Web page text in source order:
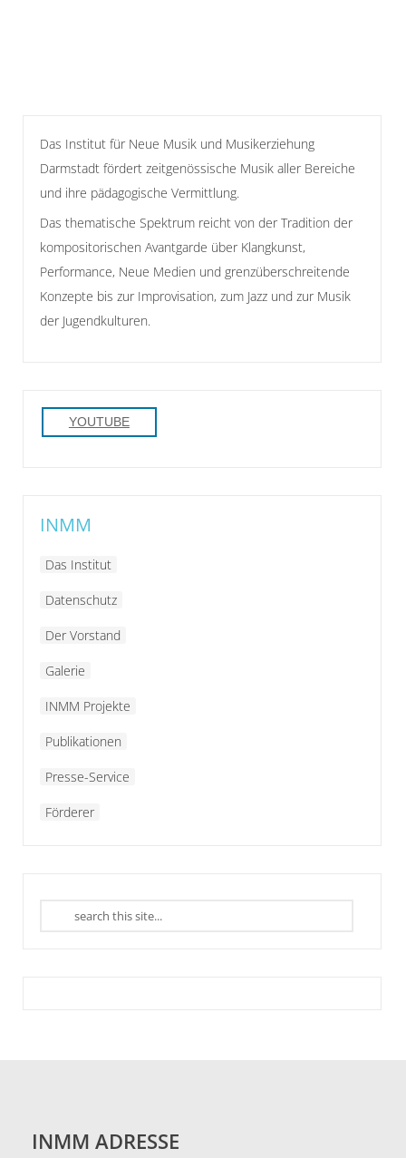
Das Institut für Neue Musik und Musikerziehung
Darmstadt fördert zeitgenössische Musik aller Bereiche
und ihre pädagogische Vermittlung.
Das thematische Spektrum reicht von der Tradition der
kompositorischen Avantgarde über Klangkunst,
Performance, Neue Medien und grenzüberschreitende
Konzepte bis zur Improvisation, zum Jazz und zur Musik
der Jugendkulturen.
YOUTUBE
INMM
Das Institut
Datenschutz
Der Vorstand
Galerie
INMM Projekte
Publikationen
Presse-Service
Förderer
INMM ADRESSE